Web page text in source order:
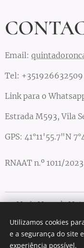
Email:
Tel: +351926632509
Link para o
Estrada M593, Vila
GPS: 41°11'55.7"N
RNAAT n.º 1011/2023
Maria Manuela
Utilizamos cookies
e a segurança do site
experiência possível.